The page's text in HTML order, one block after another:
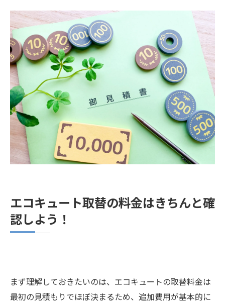
追加料金トラブルを防ぐためのポイント
見積もりの内訳を細かく確認する
現地調査をしっかり行う業者を選ぶ
水道キングは無料見積・追加料金なし
追加料金を請求する業者には要注意！
著者情報
エコキュート取替の料金はきちんと確
認しよう！
まず理解しておきたいのは、エコキュートの取替料金は
最初の見積もりでほぼ決まるため、追加費用が基本的に